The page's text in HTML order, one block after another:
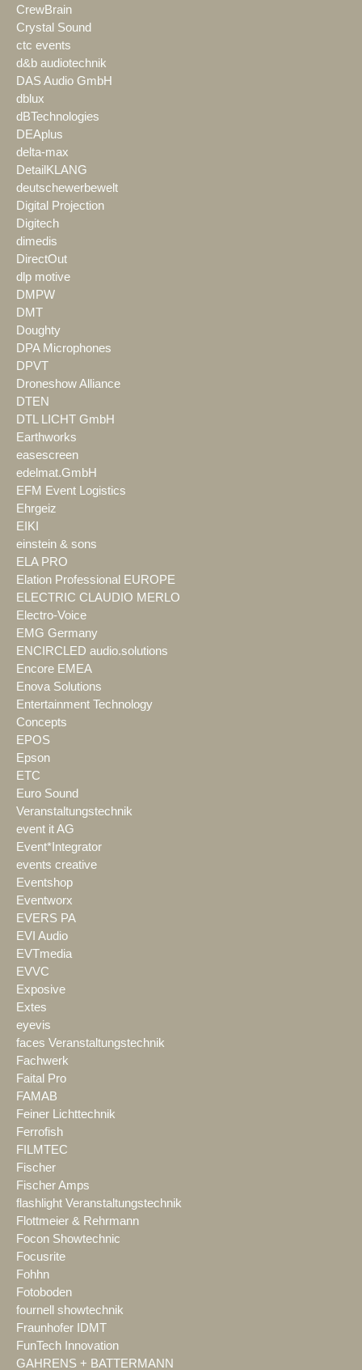
CrewBrain
Crystal Sound
ctc events
d&b audiotechnik
DAS Audio GmbH
dblux
dBTechnologies
DEAplus
delta-max
DetailKLANG
deutschewerbewelt
Digital Projection
Digitech
dimedis
DirectOut
dlp motive
DMPW
DMT
Doughty
DPA Microphones
DPVT
Droneshow Alliance
DTEN
DTL LICHT GmbH
Earthworks
easescreen
edelmat.GmbH
EFM Event Logistics
Ehrgeiz
EIKI
einstein & sons
ELA PRO
Elation Professional EUROPE
ELECTRIC CLAUDIO MERLO
Electro-Voice
EMG Germany
ENCIRCLED audio.solutions
Encore EMEA
Enova Solutions
Entertainment Technology
Concepts
EPOS
Epson
ETC
Euro Sound
Veranstaltungstechnik
event it AG
Event*Integrator
events creative
Eventshop
Eventworx
EVERS PA
EVI Audio
EVTmedia
EVVC
Exposive
Extes
eyevis
faces Veranstaltungstechnik
Fachwerk
Faital Pro
FAMAB
Feiner Lichttechnik
Ferrofish
FILMTEC
Fischer
Fischer Amps
flashlight Veranstaltungstechnik
Flottmeier & Rehrmann
Focon Showtechnic
Focusrite
Fohhn
Fotoboden
fournell showtechnik
Fraunhofer IDMT
FunTech Innovation
GAHRENS + BATTERMANN